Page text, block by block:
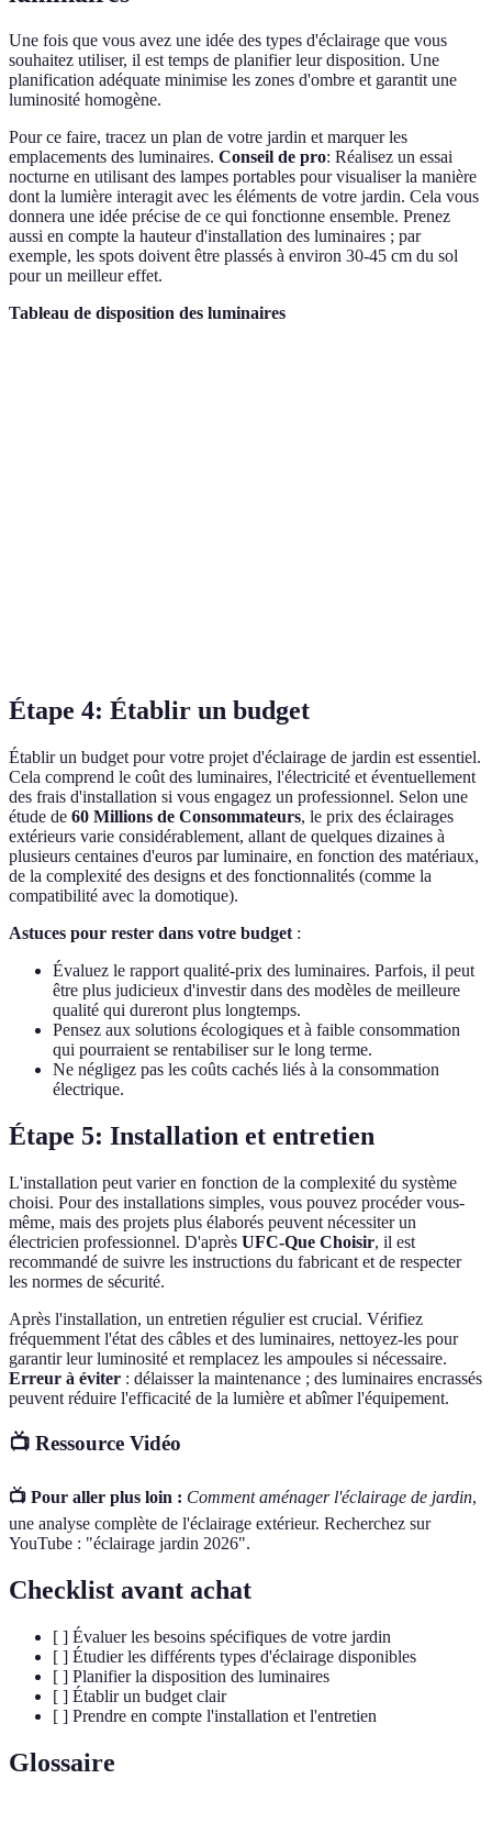
Une fois que vous avez une idée des types d'éclairage que vous
souhaitez utiliser, il est temps de planifier leur disposition. Une
planification adéquate minimise les zones d'ombre et garantit une
luminosité homogène.
Pour ce faire, tracez un plan de votre jardin et marquer les
emplacements des luminaires. Conseil de pro: Réalisez un essai
nocturne en utilisant des lampes portables pour visualiser la manière
dont la lumière interagit avec les éléments de votre jardin. Cela vous
donnera une idée précise de ce qui fonctionne ensemble. Prenez
aussi en compte la hauteur d'installation des luminaires ; par
exemple, les spots doivent être plassés à environ 30-45 cm du sol
pour un meilleur effet.
Tableau de disposition des luminaires
Étape 4: Établir un budget
Établir un budget pour votre projet d'éclairage de jardin est essentiel.
Cela comprend le coût des luminaires, l'électricité et éventuellement
des frais d'installation si vous engagez un professionnel. Selon une
étude de 60 Millions de Consommateurs, le prix des éclairages
extérieurs varie considérablement, allant de quelques dizaines à
plusieurs centaines d'euros par luminaire, en fonction des matériaux,
de la complexité des designs et des fonctionnalités (comme la
compatibilité avec la domotique).
Astuces pour rester dans votre budget :
Évaluez le rapport qualité-prix des luminaires. Parfois, il peut
être plus judicieux d'investir dans des modèles de meilleure
qualité qui dureront plus longtemps.
Pensez aux solutions écologiques et à faible consommation
qui pourraient se rentabiliser sur le long terme.
Ne négligez pas les coûts cachés liés à la consommation
électrique.
Étape 5: Installation et entretien
L'installation peut varier en fonction de la complexité du système
choisi. Pour des installations simples, vous pouvez procéder vous-
même, mais des projets plus élaborés peuvent nécessiter un
électricien professionnel. D'après UFC-Que Choisir, il est
recommandé de suivre les instructions du fabricant et de respecter
les normes de sécurité.
Après l'installation, un entretien régulier est crucial. Vérifiez
fréquemment l'état des câbles et des luminaires, nettoyez-les pour
garantir leur luminosité et remplacez les ampoules si nécessaire.
Erreur à éviter : délaisser la maintenance ; des luminaires encrassés
peuvent réduire l'efficacité de la lumière et abîmer l'équipement.
📺 Ressource Vidéo
📺 Pour aller plus loin : Comment aménager l'éclairage de jardin,
une analyse complète de l'éclairage extérieur. Recherchez sur
YouTube : "éclairage jardin 2026".
Checklist avant achat
[ ] Évaluer les besoins spécifiques de votre jardin
[ ] Étudier les différents types d'éclairage disponibles
[ ] Planifier la disposition des luminaires
[ ] Établir un budget clair
[ ] Prendre en compte l'installation et l'entretien
Glossaire